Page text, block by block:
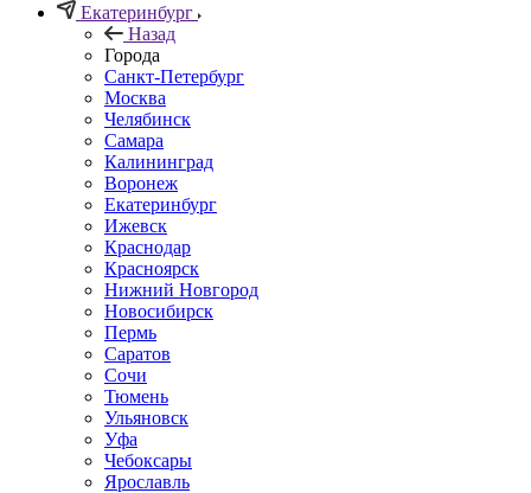
Екатеринбург
Назад
Города
Санкт-Петербург
Москва
Челябинск
Самара
Калининград
Воронеж
Екатеринбург
Ижевск
Краснодар
Красноярск
Нижний Новгород
Новосибирск
Пермь
Саратов
Сочи
Тюмень
Ульяновск
Уфа
Чебоксары
Ярославль